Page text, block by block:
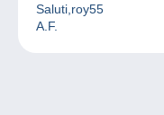
Saluti,roy55
A.F.